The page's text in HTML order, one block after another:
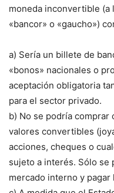
moneda inconvertible (a
«bancor» o «gaucho»)
a) Sería un billete de
«bonos» nacionales o
aceptación obligatoria
para el sector privado.
b) No se podría
valores convertibles
acciones, cheques o
sujeto a interés. Sólo se
mercado interno y pagar